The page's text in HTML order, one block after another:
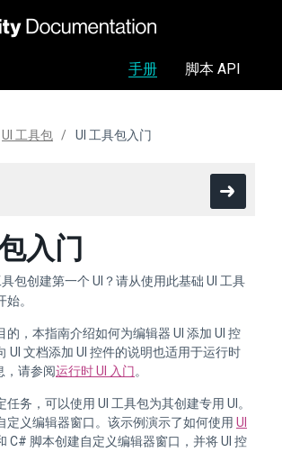
手册 脚本 API
UI 工具包 UI 工具包入门
入门
具包创建第一个 UI？请从使用此基础 UI 工具
。
的，本指南介绍如何为编辑器 UI 添加 UI 控
UI 文档添加 UI 控件的说明也适用于运行时
，请参阅运行时 UI 入门。
务，可以使用 UI 工具包为其创建专用 UI。
定义编辑器窗口。该示例演示了如何使用 UI
C# 脚本创建自定义编辑器窗口，并将 UI 控